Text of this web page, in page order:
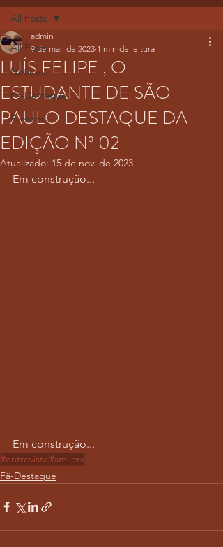
All Posts
Notícias
Fã-Destaque
Eventos
All Posts
LUÍS FELIPE , O
ESTUDANTE DE SÃO
PAULO DESTAQUE DA
EDIÇÃO Nº 02
admin
9 de mar. de 2023 1 min de leitura
Atualizado: 15 de nov. de 2023
Em construção...
Em construção...
#entrevista#smilers
Fã-Destaque